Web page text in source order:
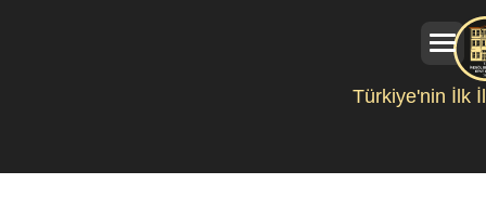
Türkiye'nin İlk